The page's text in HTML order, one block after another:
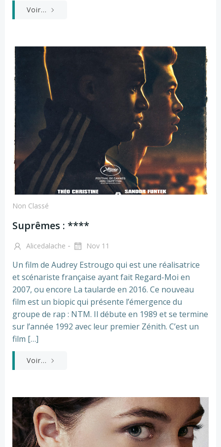
Voir...
Non Classé
Suprêmes : ****
Alicedalache - Nov 11
Un film de Audrey Estrougo qui est une réalisatrice
et scénariste française ayant fait Regard-Moi en
2007, ou encore La taularde en 2016. Ce nouveau
film est un biopic qui présente l’émergence du
groupe de rap : NTM. Il débute en 1989 et se termine
sur l’année 1992 avec leur premier Zénith. C’est un
film […]
Voir...